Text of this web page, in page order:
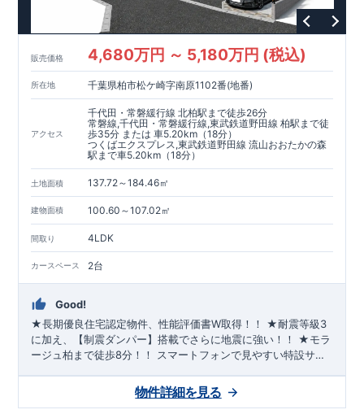
販売価格 4,680万円 ～ 5,180万円 (税込)
所在地 千葉県柏市松ケ崎字南原1102番(地番)
アクセス
千代田・常磐緩行線 北柏駅まで徒歩26分
常磐線,千代田・常磐緩行線,東武鉄道野田線 柏駅まで徒
歩35分 または 車5.20km（18分）
つくばエクスプレス,東武鉄道野田線 流山おおたかの森
駅まで車5.20km（18分）
土地面積 137.72～184.46㎡
建物面積 100.60～107.02㎡
間取り 4LDK
カースペース 2台
Good!
★長期優良住宅認定物件、性能評価書W取得！！ ★耐震等級3
に加え、【制震ダンパー】搭載でさらに地震に強い！！ ★モラ
ージュ柏まで徒歩8分！！ スマートフォンで見やすい特設サイ
blooming.com/bukken/21075031/
物件詳細を見る